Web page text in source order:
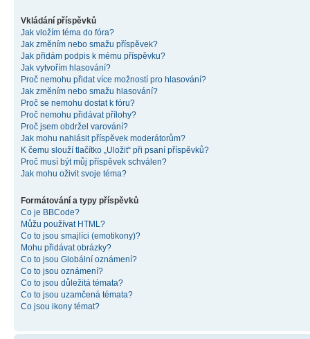
Vkládání příspěvků
Jak vložím téma do fóra?
Jak změním nebo smažu příspěvek?
Jak přidám podpis k mému příspěvku?
Jak vytvořím hlasování?
Proč nemohu přidat více možností pro hlasování?
Jak změním nebo smažu hlasování?
Proč se nemohu dostat k fóru?
Proč nemohu přidávat přílohy?
Proč jsem obdržel varování?
Jak mohu nahlásit příspěvek moderátorům?
K čemu slouží tlačítko „Uložit“ při psaní příspěvků?
Proč musí být můj příspěvek schválen?
Jak mohu oživit svoje téma?
Formátování a typy příspěvků
Co je BBCode?
Můžu používat HTML?
Co to jsou smajlíci (emotikony)?
Mohu přidávat obrázky?
Co to jsou Globální oznámení?
Co to jsou oznámení?
Co to jsou důležitá témata?
Co to jsou uzamčená témata?
Co jsou ikony témat?